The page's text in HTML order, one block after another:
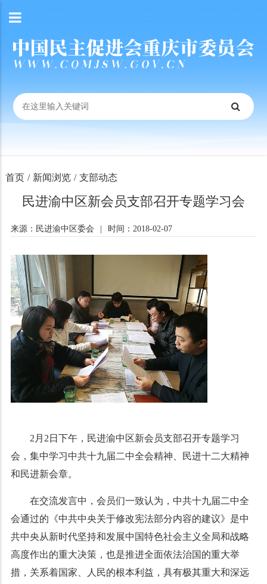
首页 / 新闻浏览 / 支部动态
民进渝中区新会员支部召开专题学习会
来源：民进渝中区委会 时间：2018-02-07
2月2日下午，民进渝中区新会员支部召开专题学习
会，集中学习中共十九届二中全会精神、民进十二大精神
和民进新会章。
在交流发言中，会员们一致认为，中共十九届二中全
会通过的《中共中央关于修改宪法部分内容的建议》是中
共中央从新时代坚持和发展中国特色社会主义全局和战略
高度作出的重大决策，也是推进全面依法治国的重大举
措，关系着国家、人民的根本利益，具有极其重大和深远